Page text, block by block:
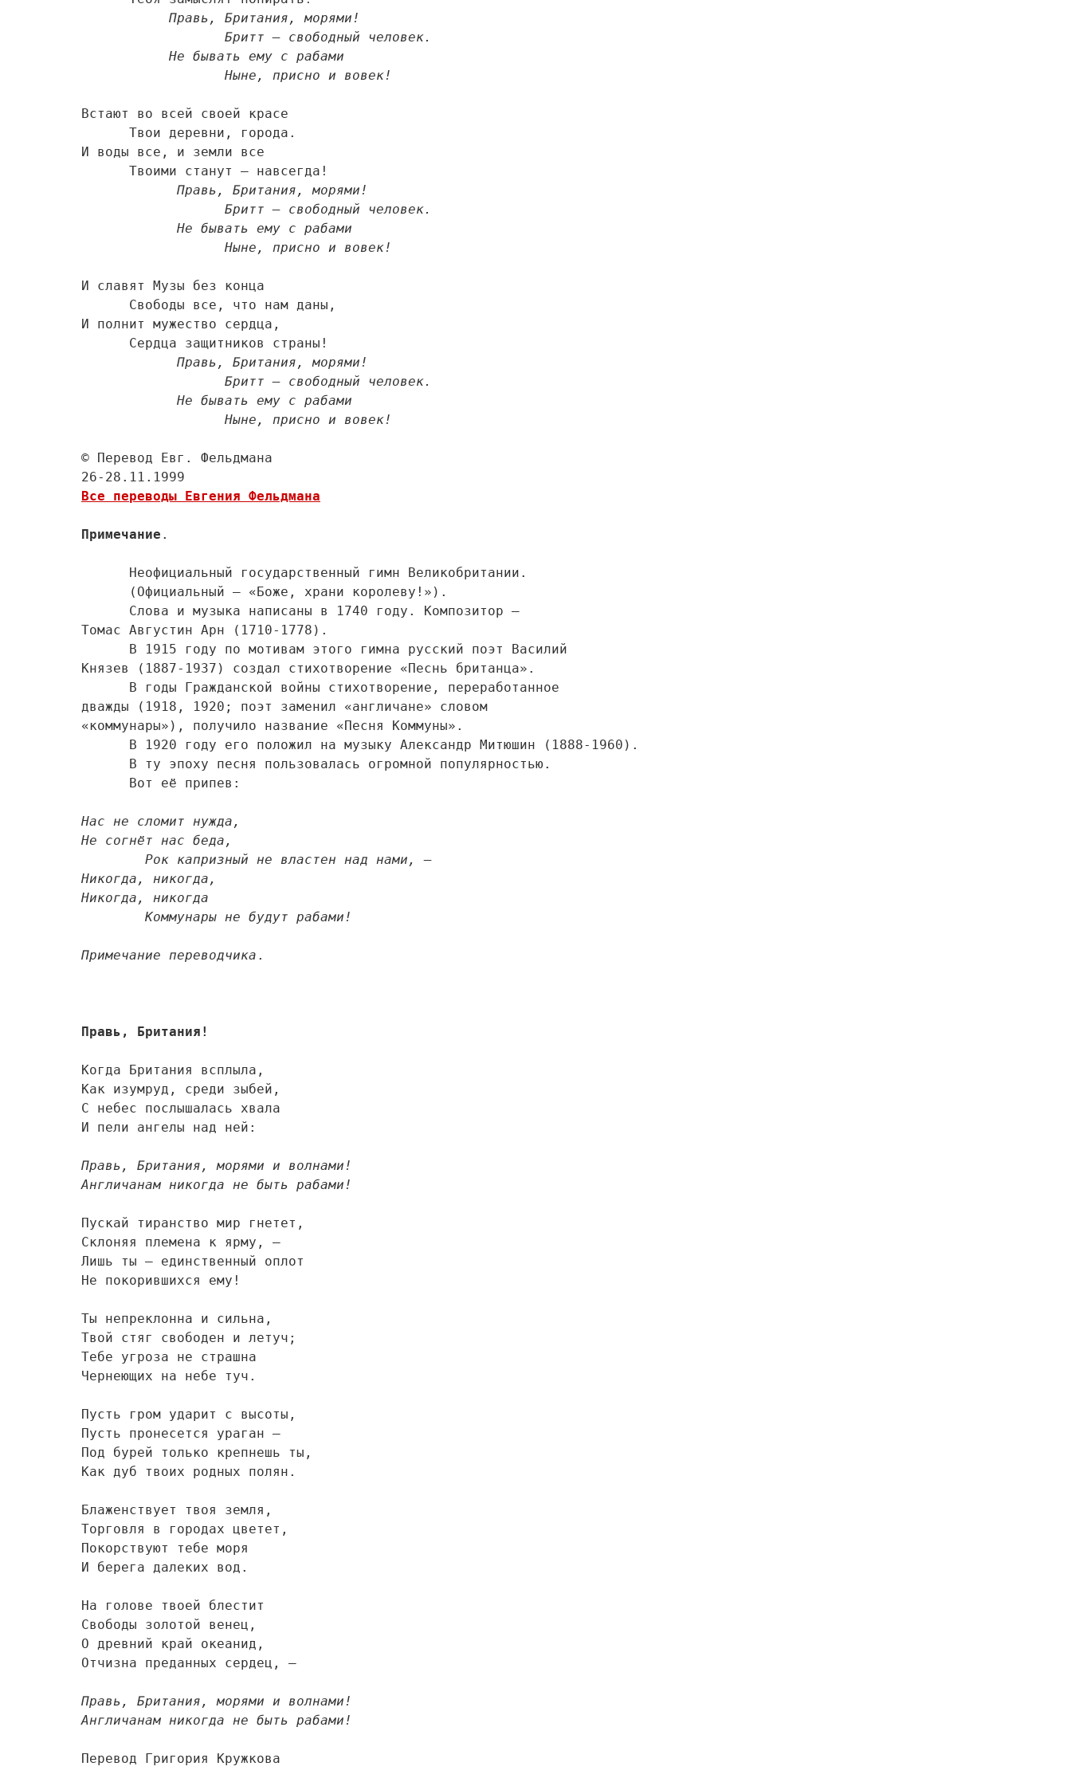
Правь, Британия, морями!
                  Ныне, присно и вовек!
Встают во всей своей красе
И воды все, и земли все
Правь, Британия, морями!
                  Ныне, присно и вовек!
И славят Музы без конца
И полнит мужество сердца,
Правь, Британия, морями!
                  Ныне, присно и вовек!
© Перевод Евг. Фельдмана
Все переводы Евгения Фельдмана
Примечание .
Томас Августин Арн (1710-1778).
Князев (1887-1937) создал стихотворение «Песнь британца».
дважды (1918, 1920; поэт заменил «англичане» словом
«коммунары»), получило название «Песня Коммуны».
Нас не сломит нужда,
Не согнёт нас беда,
Никогда, никогда,
Никогда, никогда
	Коммунары не будут рабами!
Примечание переводчика .
Правь, Британия!
Когда Британия всплыла,
Как изумруд, среди зыбей,
С небес послышалась хвала
И пели ангелы над ней:
Правь, Британия, морями и волнами!
Англичанам никогда не быть рабами!
Пускай тиранство мир гнетет,
Склоняя племена к ярму, —
Лишь ты — единственный оплот
Не покорившихся ему!
Ты непреклонна и сильна,
Твой стяг свободен и летуч;
Тебе угроза не страшна
Чернеющих на небе туч.
Пусть гром ударит с высоты,
Пусть пронесется ураган —
Под бурей только крепнешь ты,
Как дуб твоих родных полян.
Блаженствует твоя земля,
Торговля в городах цветет,
Покорствуют тебе моря
И берега далеких вод.
На голове твоей блестит
Свободы золотой венец,
О древний край океанид,
Отчизна преданных сердец, —
Правь, Британия, морями и волнами!
Англичанам никогда не быть рабами!
Перевод Григория Кружкова